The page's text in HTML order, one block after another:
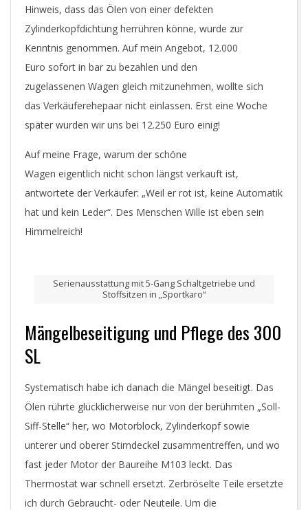
Hinweis, dass das Ölen von einer defekten
Zylinderkopfdichtung herrühren könne, wurde zur
Kenntnis genommen. Auf mein Angebot, 12.000
Euro sofort in bar zu bezahlen und den
zugelassenen Wagen gleich mitzunehmen, wollte sich
das Verkäuferehepaar nicht einlassen. Erst eine Woche
später wurden wir uns bei 12.250 Euro einig!
Auf meine Frage, warum der schöne
Wagen eigentlich nicht schon längst verkauft ist,
antwortete der Verkäufer: „Weil er rot ist, keine Automatik
hat und kein Leder“. Des Menschen Wille ist eben sein
Himmelreich!
Serienausstattung mit 5-Gang Schaltgetriebe und
Stoffsitzen in „Sportkaro“
Mängelbeseitigung und Pflege des 300
SL
Systematisch habe ich danach die Mängel beseitigt. Das
Ölen rührte glücklicherweise nur von der berühmten „Soll-
Siff-Stelle“ her, wo Motorblock, Zylinderkopf sowie
unterer und oberer Stirndeckel zusammentreffen, und wo
fast jeder Motor der Baureihe M103 leckt. Das
Thermostat war schnell ersetzt. Zerbröselte Teile ersetzte
ich durch Gebraucht- oder Neuteile. Um die